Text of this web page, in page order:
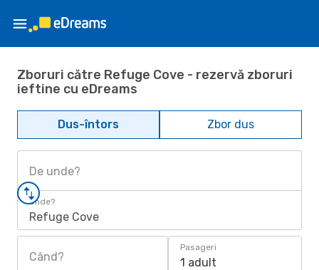
Zboruri către Refuge Cove - rezervă zboruri
ieftine cu eDreams
Dus-întors Zbor dus
De unde?
Unde?
Refuge Cove
Când?
Pasageri
1 adult